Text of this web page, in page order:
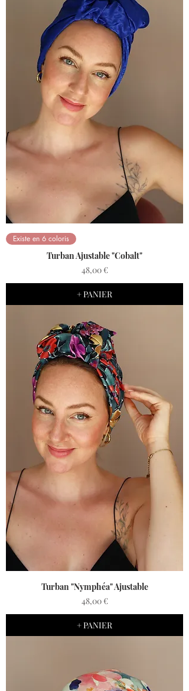
Existe en 6 coloris
Turban Ajustable "Cobalt"
Prix
48,00 €
+ PANIER
Turban "Nymphéa" Ajustable
Prix
48,00 €
+ PANIER